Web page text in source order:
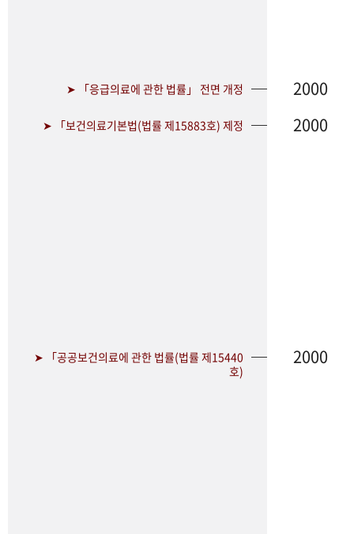
➤ 「응급의료에 관한 법률」 전면 개정 2000
➤ 「보건의료기본법(법률 제15883호) 제정 2000
➤ 「공공보건의료에 관한 법률(법률 제15440
호)
2000